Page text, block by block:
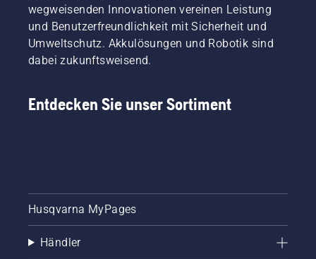
wegweisenden Innovationen vereinen Leistung
und Benutzerfreundlichkeit mit Sicherheit und
Umweltschutz. Akkulösungen und Robotik sind
dabei zukunftsweisend.
Entdecken Sie unser Sortiment
Husqvarna MyPages
Händler